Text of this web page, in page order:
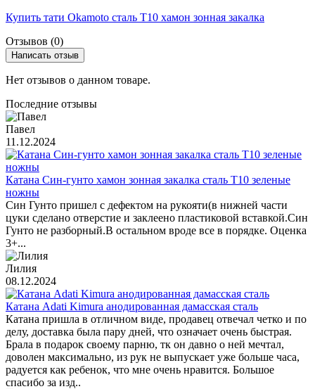
Купить тати Okamoto сталь T10 хамон зонная закалка
Отзывов (0)
Написать отзыв
Нет отзывов о данном товаре.
Последние отзывы
Павел
11.12.2024
Катана Син-гунто хамон зонная закалка сталь T10 зеленые
ножны
Син Гунто пришел с дефектом на рукояти(в нижней части
цуки сделано отверстие и заклеено пластиковой вставкой.Син
Гунто не разборный.В остальном вроде все в порядке. Оценка
3+...
Лилия
08.12.2024
Катана Adati Kimura анодированная дамасская сталь
Катана пришла в отличном виде, продавец отвечал четко и по
делу, доставка была пару дней, что означает очень быстрая.
Брала в подарок своему парню, тк он давно о ней мечтал,
доволен максимально, из рук не выпускает уже больше часа,
радуется как ребенок, что мне очень нравится. Большое
спасибо за изд..